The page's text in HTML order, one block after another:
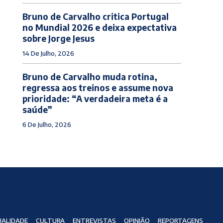
Bruno de Carvalho critica Portugal
no Mundial 2026 e deixa expectativa
sobre Jorge Jesus
14 De Julho, 2026
Bruno de Carvalho muda rotina,
regressa aos treinos e assume nova
prioridade: “A verdadeira meta é a
saúde”
6 De Julho, 2026
CULTURA ENTREVISTAS OPINIÃO REPORTAGENS